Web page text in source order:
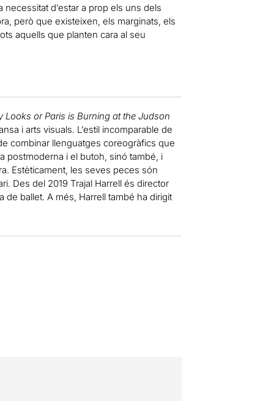
d’estar a prop els uns dels
però que existeixen, els marginats, els
aquells que planten cara al seu
Looks or Paris is Burning at the Judson
i arts visuals. L’estil incomparable de
combinar llenguatges coreogràfics que
postmoderna i el butoh, sinó també, i
Estèticament, les seves peces són
Des del 2019 Trajal Harrell és director
ballet. A més, Harrell també ha dirigit